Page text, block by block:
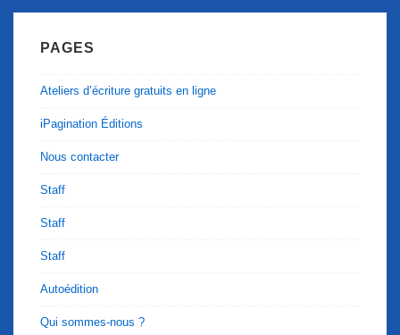
PAGES
Ateliers d’écriture gratuits en ligne
iPagination Éditions
Nous contacter
Staff
Staff
Staff
Autoédition
Qui sommes-nous ?